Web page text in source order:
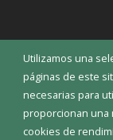
Utilizamos una
páginas de este
necesarias para
proporcionan una
cookies de